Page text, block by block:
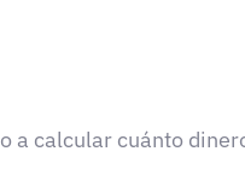
a calcular cuánto